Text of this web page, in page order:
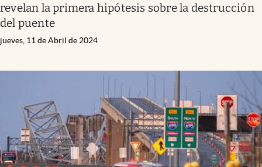
revelan la primera hipótesis sobre la destrucción
del puente
jueves, 11 de Abril de 2024